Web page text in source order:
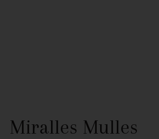
Miralles Mulles